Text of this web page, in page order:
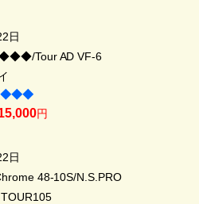
日
◆◆◆/Tour AD VF-6
◆◆◆
円
日
48-10S/N.S.PRO